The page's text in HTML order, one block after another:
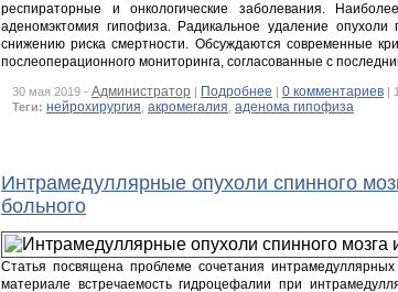
респираторные и онкологические заболевания.
аденомэктомия гипофиза. Радикальное удаление
снижению риска смертности. Обсуждаются современные
послеоперационного мониторинга, согласованные с
30 мая 2019 - Администратор | Подробнее | 0 комментариев |
Теги: нейрохирургия акромегалия аденома гипофиза
Интрамедуллярные опухоли спинного
больного
Статья посвящена проблеме сочетания
материале встречаемость гидроцефалии при